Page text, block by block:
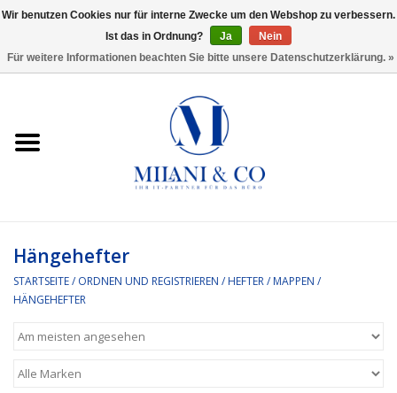
Bürobedarf
Ordnen und Registrieren
Rund um den Schreibtisch
Kleben und versenden
Software
Hängehefter
STARTSEITE/ ORDNEN UND REGISTRIEREN / HEFTER / MAPPEN /
HÄNGEHEFTER
Wir benutzen Cookies nur für interne Zwecke um den Webshop zu verbessern.
Ist das in Ordnung?
Ja
Nein
Für weitere Informationen beachten Sie bitte unsere Datenschutzerklärung. »